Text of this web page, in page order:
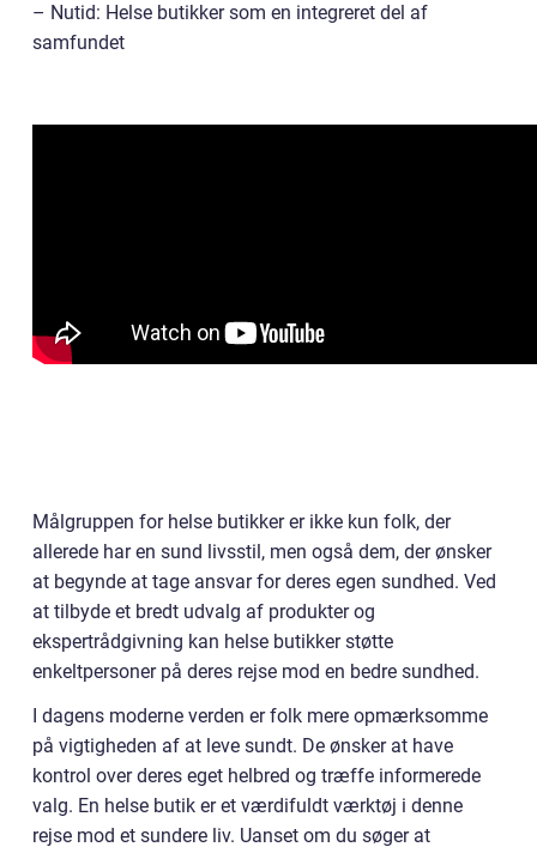
– Nutid: Helse butikker som en integreret del af
samfundet
Målgruppen for helse butikker er ikke kun folk, der
allerede har en sund livsstil, men også dem, der ønsker
at begynde at tage ansvar for deres egen sundhed. Ved
at tilbyde et bredt udvalg af produkter og
ekspertrådgivning kan helse butikker støtte
enkeltpersoner på deres rejse mod en bedre sundhed.
I dagens moderne verden er folk mere opmærksomme
på vigtigheden af at leve sundt. De ønsker at have
kontrol over deres eget helbred og træffe informerede
valg. En helse butik er et værdifuldt værktøj i denne
rejse mod et sundere liv. Uanset om du søger at